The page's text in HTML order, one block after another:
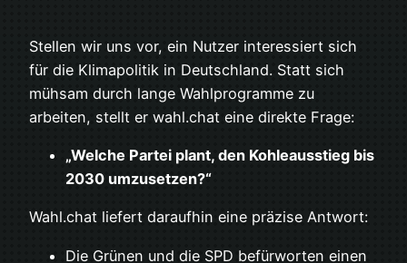
Stellen wir uns vor, ein Nutzer interessiert sich
für die Klimapolitik in Deutschland. Statt sich
mühsam durch lange Wahlprogramme zu
arbeiten, stellt er wahl.chat eine direkte Frage:
„Welche Partei plant, den Kohleausstieg bis
2030 umzusetzen?“
Wahl.chat liefert daraufhin eine präzise Antwort:
Die Grünen und die SPD befürworten einen